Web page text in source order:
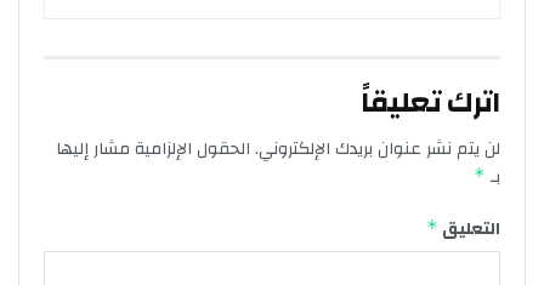
اترك تعليقاً
لن يتم نشر عنوان بريدك الإلكتروني.الحقول الإلزامية مشار إليها
بـ *
التعليق *